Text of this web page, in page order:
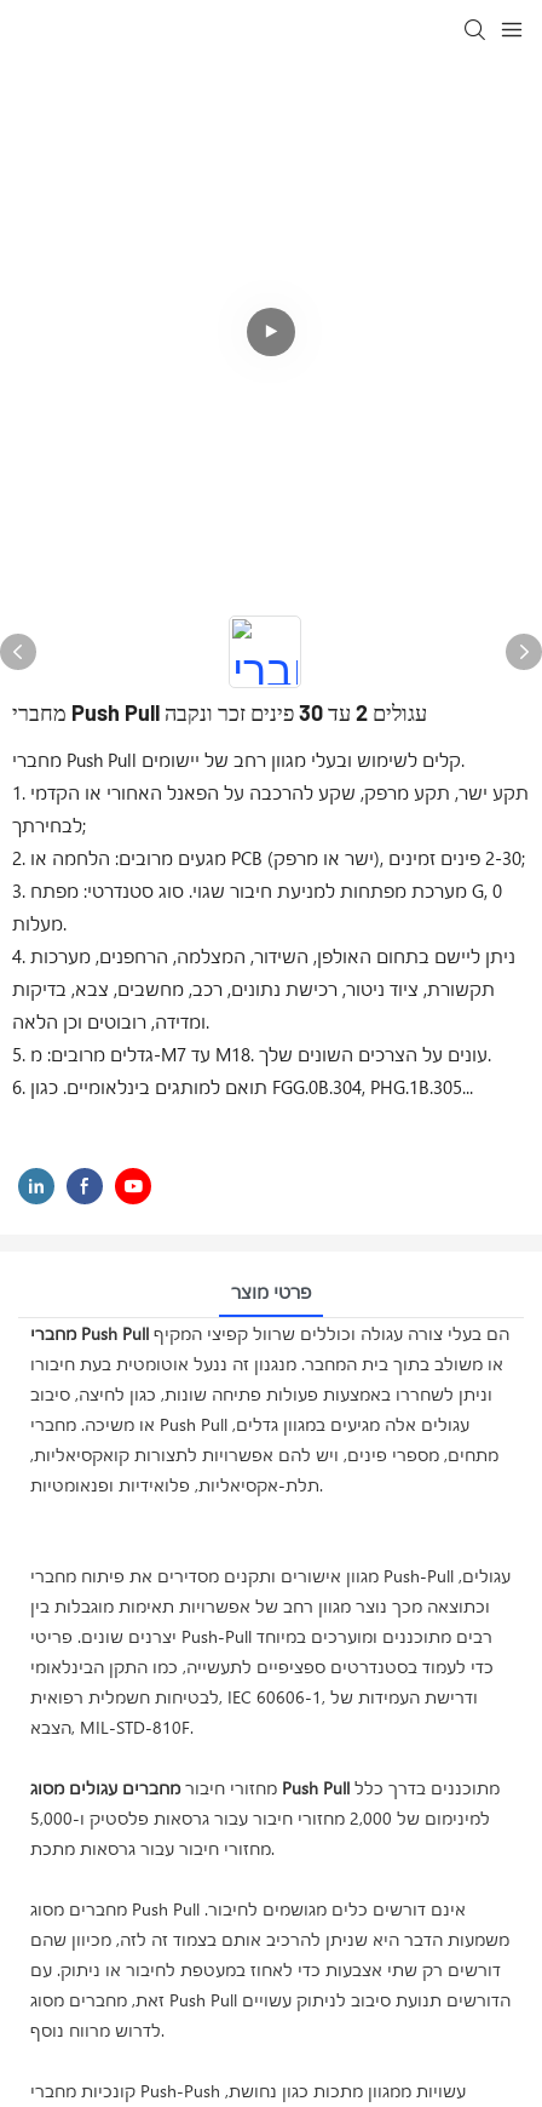
מחברי Push Pull עגולים 2 עד 30 פינים זכר ונקבה
מחברי Push Pull קלים לשימוש ובעלי מגוון רחב של יישומים.
1. תקע ישר, תקע מרפק, שקע להרכבה על הפאנל האחורי או הקדמי
לבחירתך;
2. מגעים מרובים: הלחמה או PCB (ישר או מרפק), 2-30 פינים זמינים;
3. מערכת מפתחות למניעת חיבור שגוי. סוג סטנדרטי: מפתח G, 0
מעלות.
4. ניתן ליישם בתחום האולפן, השידור, המצלמה, הרחפנים, מערכות
תקשורת, ציוד ניטור, רכישת נתונים, רכב, מחשבים, צבא, בדיקות
ומדידה, רובוטים וכן הלאה.
5. גדלים מרובים: מ-M7 עד M18. עונים על הצרכים השונים שלך.
6. תואם למותגים בינלאומיים. כגון FGG.0B.304, PHG.1B.305...
פרטי מוצר
מחברי Push Pull
או משולב בתוך בית המחבר. מנגנון זה ננעל אוטומטית בעת חיבורו
וניתן לשחררו באמצעות פעולות פתיחה שונות, כגון לחיצה, סיבוב
או משיכה. מחברי Push Pull עגולים אלה מגיעים במגוון גדלים,
מתחים, מספרי פינים, ויש להם אפשרויות לתצורות קואקסיאליות,
תלת-אקסיאליות, פלואידיות ופנאומטיות.
מגוון אישורים ותקנים מסדירים את פיתוח מחברי Push-Pull עגולים,
וכתוצאה מכך נוצר מגוון רחב של אפשרויות תאימות מוגבלות בין
יצרנים שונים. פריטי Push-Pull רבים מתוכננים ומוערכים במיוחד
כדי לעמוד בסטנדרטים ספציפיים לתעשייה, כמו התקן הבינלאומי
לבטיחות חשמלית רפואית, IEC 60606-1, ודרישת העמידות של
הצבא, MIL-STD-810F.
מחזורי חיבור מחברים עגולים מסוג Push Pull
למינימום של 2,000 מחזורי חיבור עבור גרסאות פלסטיק ו-5,000
מחזורי חיבור עבור גרסאות מתכת.
מחברים מסוג Push Pull אינם דורשים כלים מגושמים לחיבור.
משמעות הדבר היא שניתן להרכיב אותם בצמוד זה לזה, מכיוון שהם
דורשים רק שתי אצבעות כדי לאחוז במעטפת לחיבור או ניתוק. עם
זאת, מחברים מסוג Push Pull הדורשים תנועת סיבוב לניתוק עשויים
לדרוש מרווח נוסף.
קונכיות מחברי Push-Push עשויות ממגוון מתכות כגון נחושת,